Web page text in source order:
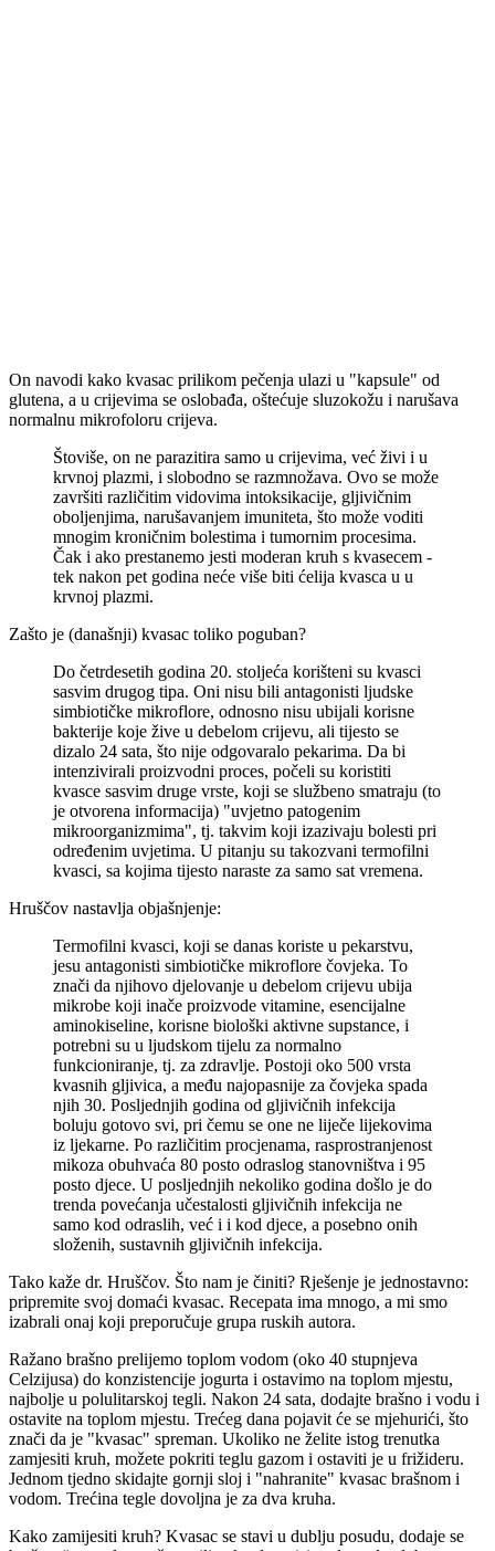
On navodi kako kvasac prilikom pečenja ulazi u "kapsule" od
glutena, a u crijevima se oslobađa, oštećuje sluzokožu i narušava
normalnu mikrofoloru crijeva.
Štoviše, on ne parazitira samo u crijevima, već živi i u
krvnoj plazmi, i slobodno se razmnožava. Ovo se može
završiti različitim vidovima intoksikacije, gljivičnim
oboljenjima, narušavanjem imuniteta, što može voditi
mnogim kroničnim bolestima i tumornim procesima.
Čak i ako prestanemo jesti moderan kruh s kvasecem -
tek nakon pet godina neće više biti ćelija kvasca u u
krvnoj plazmi.
Zašto je (današnji) kvasac toliko poguban?
Do četrdesetih godina 20. stoljeća korišteni su kvasci
sasvim drugog tipa. Oni nisu bili antagonisti ljudske
simbiotičke mikroflore, odnosno nisu ubijali korisne
bakterije koje žive u debelom crijevu, ali tijesto se
dizalo 24 sata, što nije odgovaralo pekarima. Da bi
intenzivirali proizvodni proces, počeli su koristiti
kvasce sasvim druge vrste, koji se službeno smatraju (to
je otvorena informacija) "uvjetno patogenim
mikroorganizmima", tj. takvim koji izazivaju bolesti pri
određenim uvjetima. U pitanju su takozvani termofilni
kvasci, sa kojima tijesto naraste za samo sat vremena.
Hruščov nastavlja objašnjenje:
Termofilni kvasci, koji se danas koriste u pekarstvu,
jesu antagonisti simbiotičke mikroflore čovjeka. To
znači da njihovo djelovanje u debelom crijevu ubija
mikrobe koji inače proizvode vitamine, esencijalne
aminokiseline, korisne biološki aktivne supstance, i
potrebni su u ljudskom tijelu za normalno
funkcioniranje, tj. za zdravlje. Postoji oko 500 vrsta
kvasnih gljivica, a među najopasnije za čovjeka spada
njih 30. Posljednjih godina od gljivičnih infekcija
boluju gotovo svi, pri čemu se one ne liječe lijekovima
iz ljekarne. Po različitim procjenama, rasprostranjenost
mikoza obuhvaća 80 posto odraslog stanovništva i 95
posto djece. U posljednjih nekoliko godina došlo je do
trenda povećanja učestalosti gljivičnih infekcija ne
samo kod odraslih, već i i kod djece, a posebno onih
složenih, sustavnih gljivičnih infekcija.
Tako kaže dr. Hruščov. Što nam je činiti? Rješenje je jednostavno:
pripremite svoj domaći kvasac. Recepata ima mnogo, a mi smo
izabrali onaj koji preporučuje grupa ruskih autora.
Ražano brašno prelijemo toplom vodom (oko 40 stupnjeva
Celzijusa) do konzistencije jogurta i ostavimo na toplom mjestu,
najbolje u polulitarskoj tegli. Nakon 24 sata, dodajte brašno i vodu i
ostavite na toplom mjestu. Trećeg dana pojavit će se mjehurići, što
znači da je "kvasac" spreman. Ukoliko ne želite istog trenutka
zamjesiti kruh, možete pokriti teglu gazom i ostaviti je u frižideru.
Jednom tjedno skidajte gornji sloj i "nahranite" kvasac brašnom i
vodom. Trećina tegle dovoljna je za dva kruha.
Kako zamijesiti kruh? Kvasac se stavi u dublju posudu, dodaje se